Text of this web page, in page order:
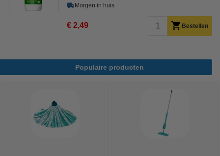
Morgen in huis
€ 2,49 Bestellen
Populaire producten